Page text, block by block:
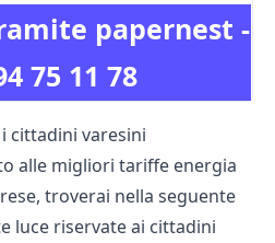
papernest -
75 11 78
cittadini varesini
alle migliori tariffe energia
troverai nella seguente
luce riservate ai cittadini